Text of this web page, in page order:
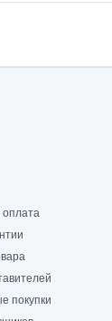
оплата
покупки